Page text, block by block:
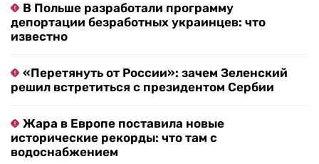
В Польше разработали программу
депортации безработных украинцев: что
известно
«Перетянуть от России»: зачем Зеленский
решил встретиться с президентом Сербии
Жара в Европе поставила новые
исторические рекорды: что там с
водоснабжением